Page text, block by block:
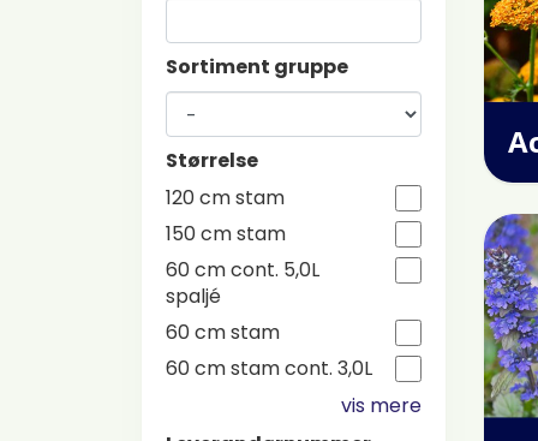
Sortiment gruppe
Størrelse
120 cm stam
150 cm stam
60 cm cont. 5,0L
spaljé
60 cm stam
60 cm stam cont. 3,0L
vis mere